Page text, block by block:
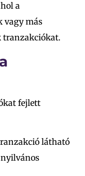
a
vagy más
fejlett
látható